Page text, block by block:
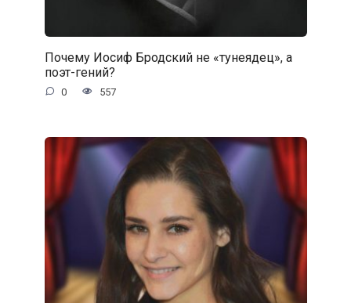
Почему Иосиф Бродский не «тунеядец», а
поэт-гений?
0 557